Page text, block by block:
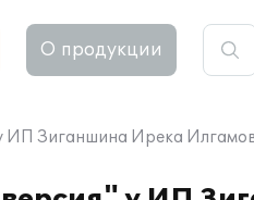
О продукции
ИП Зиганшина Ирека